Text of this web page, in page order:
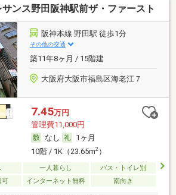
サンス野田阪神駅前ザ・ファースト
阪神本線 野田駅 徒歩1分
その他の交通
築11年8ヶ月 / 15階建
大阪府大阪市福島区海老江７
7.45万円
管理費11,000円
なし
1ヶ月
10階 / 1K（23.65m2）
一人暮らし
バス・トイレ別
可
インターネット無料 南向き